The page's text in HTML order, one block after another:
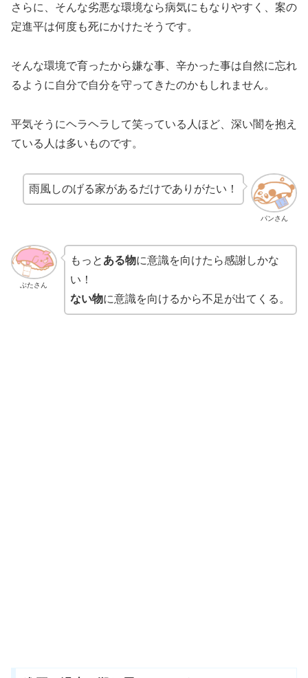
さらに、そんな劣悪な環境なら病気にもなりやすく、案の
定進平は何度も死にかけたそうです。
そんな環境で育ったから嫌な事、辛かった事は自然に忘れ
るように自分で自分を守ってきたのかもしれません。
平気そうにヘラヘラして笑っている人ほど、深い闇を抱え
ている人は多いものです。
パンさん
雨風しのげる家があるだけでありがたい！
ぶたさん
もっと ある物に意識を向けたら感謝しかな
い！
ない物に意識を向けるから不足が出てくる。